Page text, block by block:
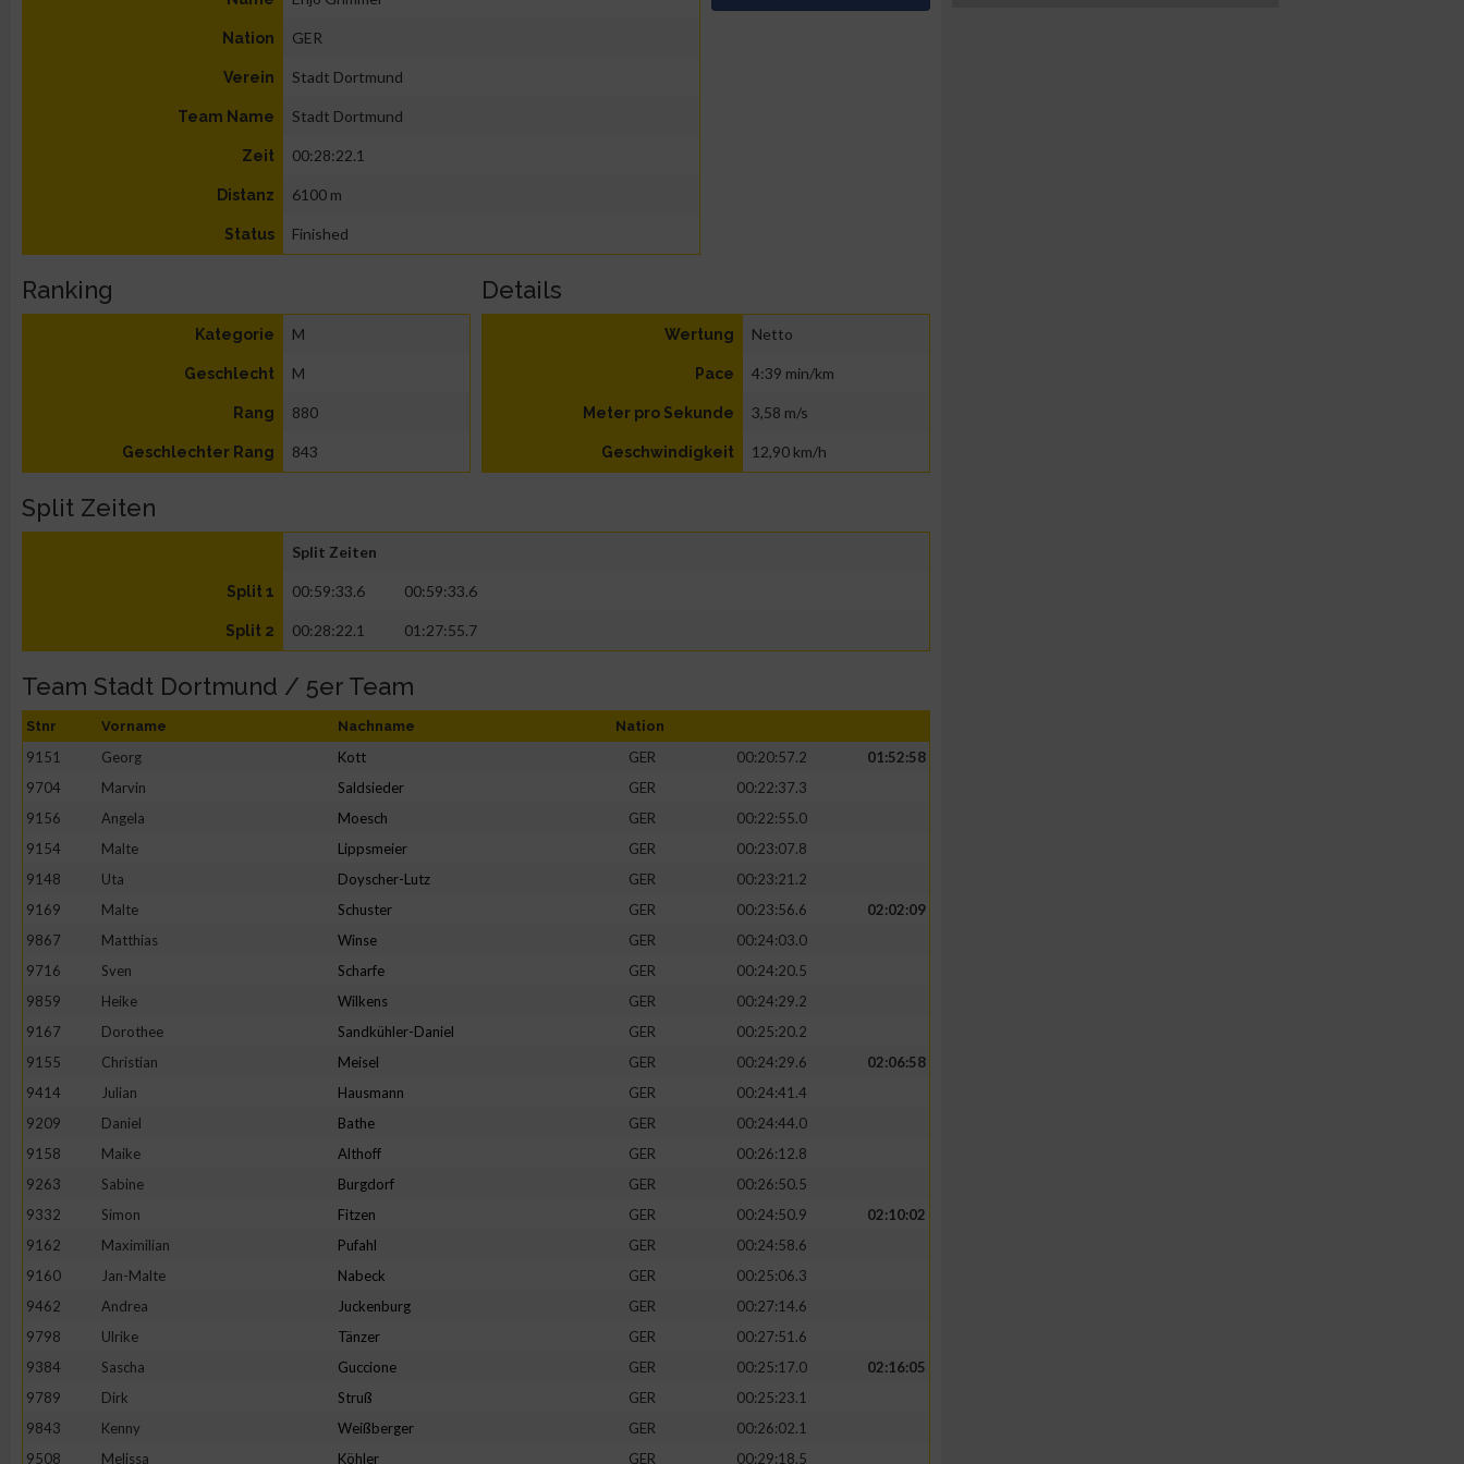
Nation GER
Verein Stadt Dortmund
Team Name Stadt Dortmund
Zeit 00:28:22.1
Distanz 6100 m
Status Finished
Ranking
Kategorie M
Geschlecht M
Rang 880
Geschlechter Rang 843
Details
Wertung Netto
Pace 4:39 min/km
Meter pro Sekunde 3,58 m/s
Geschwindigkeit 12,90 km/h
Split Zeiten
Split Zeiten
Split 1 00:59:33.6 00:59:33.6
Split 2 00:28:22.1 01:27:55.7
Team Stadt Dortmund / 5er Team
Stnr Vorname Nachname Nation
9151 Georg Kott GER 00:20:57.2
01:52:58
9704
Marvin Saldsieder GER
00:22:37.3
9156
Angela Moesch GER
00:22:55.0
9154
Malte Lippsmeier GER
00:23:07.8
9148
Uta Doyscher-Lutz GER
00:23:21.2
9169
Malte Schuster GER 00:23:56.6
02:02:09
9867
Matthias Winse GER
00:24:03.0
9716
Sven Scharfe GER
00:24:20.5
9859
Heike Wilkens GER
00:24:29.2
9167
Dorothee Sandkühler-Daniel GER
00:25:20.2
9155
Christian Meisel GER 00:24:29.6
02:06:58
9414
Julian Hausmann GER
00:24:41.4
9209
Daniel Bathe GER
00:24:44.0
9158
Maike Althoff GER
00:26:12.8
9263
Sabine Burgdorf GER
00:26:50.5
9332
Simon Fitzen GER 00:24:50.9
02:10:02
9162
Maximilian Pufahl GER
00:24:58.6
9160
Jan-Malte Nabeck GER
00:25:06.3
9462
Andrea Juckenburg GER
00:27:14.6
9798
Ulrike Tänzer GER
00:27:51.6
9384
Sascha Guccione GER 00:25:17.0
02:16:05
9789
Dirk Struß GER
00:25:23.1
9843
Kenny Weißberger GER
00:26:02.1
9508
Melissa Köhler GER
00:29:18.5